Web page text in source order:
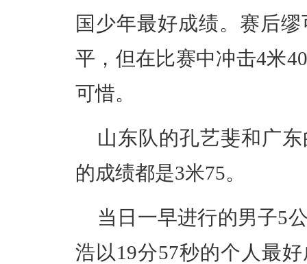
国少年最好成绩。赛后
平，但在比赛中冲击4米
可惜。
山东队的孔艺斐和广
的成绩都是3米75。
当日一早进行的男子5
浩以19分57秒的个人最